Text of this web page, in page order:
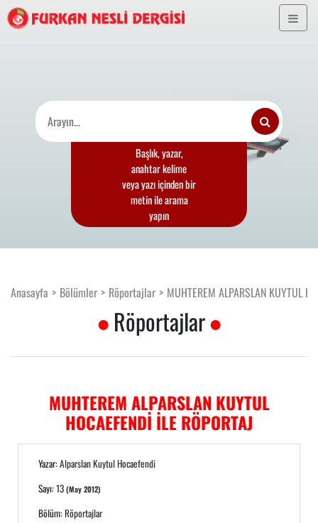
Başlık, yazar,
anahtar kelime
veya yazı içinden bir
metin ile arama
yapın
Anasayfa Bölümler Röportajlar MUHTEREM ALPARSLAN KUYTUL
Röportajlar
MUHTEREM ALPARSLAN KUYTUL
HOCAEFENDİ İLE RÖPORTAJ
Yazar:Alparslan Kuytul Hocaefendi
Sayı:13(May 2012)
Bölüm:Röportajlar